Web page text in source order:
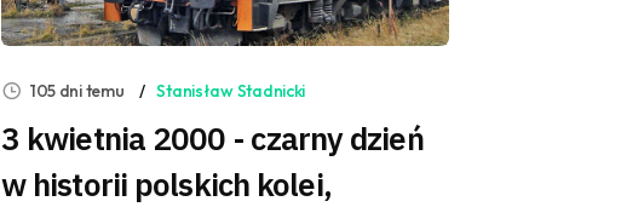
105 dni temu Stanisław Stadnicki
3 kwietnia 2000 - czarny dzień
w historii polskich kolei,